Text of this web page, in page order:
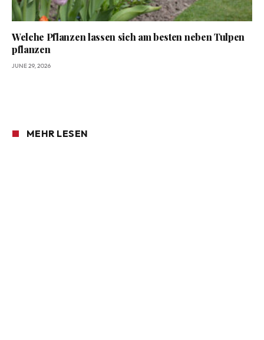
Welche Pflanzen lassen sich am besten neben Tulpen
pflanzen
JUNE 29, 2026
MEHR LESEN